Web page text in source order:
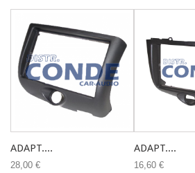
ADAPT....
28,00 €
ADAPT....
16,60 €